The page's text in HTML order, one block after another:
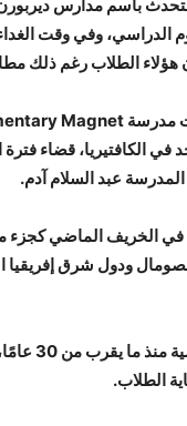
باسم مدارس
الدراسي، وفي وقت
هؤلاء الطلاب رغم ذلك
في الكافتيريا، قضاء
عبد السلام آدم.
المدرسة التي تضم 220 طالبًا في
وقال
الطلاب.